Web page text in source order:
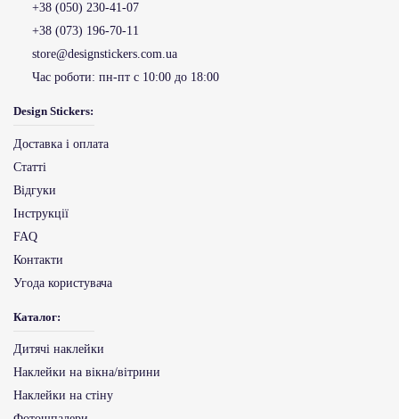
+38 (050) 230-41-07
+38 (073) 196-70-11
store@designstickers.com.ua
Час роботи: пн-пт с 10:00 до 18:00
Design Stickers:
Доставка і оплата
Статті
Відгуки
Інструкції
FAQ
Контакти
Угода користувача
Каталог:
Дитячі наклейки
Наклейки на вікна/вітрини
Наклейки на стіну